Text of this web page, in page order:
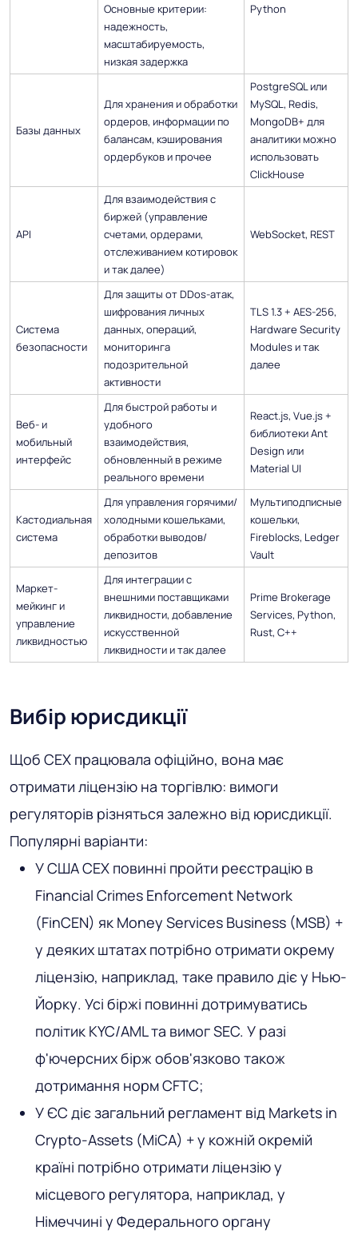
Основные критерии:
надежность,
масштабируемость,
низкая задержка
Python
Базы данных
Для хранения и обработки
ордеров, информации по
балансам, кэширования
ордербуков и прочее
PostgreSQL или
MySQL, Redis,
MongoDB+ для
аналитики можно
использовать
ClickHouse
API
Для взаимодействия с
биржей (управление
счетами, ордерами,
отслеживанием котировок
и так далее)
WebSocket, REST
Система
безопасности
Для защиты от DDos-атак,
шифрования личных
данных, операций,
мониторинга
подозрительной
активности
TLS 1.3 + AES-256,
Hardware Security
Modules и так
далее
Веб- и
мобильный
интерфейс
Для быстрой работы и
удобного
взаимодействия,
обновленный в режиме
реального времени
React.js, Vue.js +
библиотеки Ant
Design или
Material UI
Кастодиальная
система
Для управления горячими/
холодными кошельками,
обработки выводов/
депозитов
Мультиподписные
кошельки,
Fireblocks, Ledger
Vault
Маркет-
мейкинг и
управление
ликвидностью
Для интеграции с
внешними поставщиками
ликвидности, добавление
искусственной
ликвидности и так далее
Prime Brokerage
Services, Python,
Rust, C++
Вибір юрисдикції
Щоб CEX працювала офіційно, вона має
отримати ліцензію на торгівлю: вимоги
регуляторів різняться залежно від юрисдикції.
Популярні варіанти:
У США CEX повинні пройти реєстрацію в
Financial Crimes Enforcement Network
(FinCEN) як Money Services Business (MSB) +
у деяких штатах потрібно отримати окрему
ліцензію, наприклад, таке правило діє у Нью-
Йорку. Усі біржі повинні дотримуватись
політик KYC/AML та вимог SEC. У разі
ф'ючерсних бірж обов'язково також
дотримання норм CFTC;
У ЄС діє загальний регламент від Markets in
Crypto-Assets (MiCA) + у кожній окремій
країні потрібно отримати ліцензію у
місцевого регулятора, наприклад, у
Німеччині у Федерального органу